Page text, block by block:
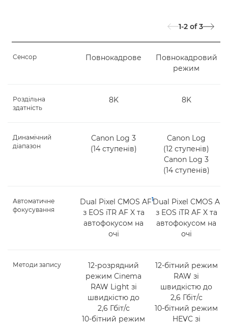
1-2 of 3
Сенсор Повнокадрове
Повнокадровий
режим
Роздільна
здатність
8K 8K
Динамічний
діапазон
Canon Log 3
(14 ступенів)
Canon Log
(12 ступенів)
Canon Log 3
(14 ступенів)
Автоматичне
фокусування
Dual Pixel CMOS AF1
з EOS iTR AF X та
автофокусом на
очі
Dual Pixel CMOS AF
з EOS iTR AF X та
автофокусом на
очі
Методи запису
12-розрядний
режим Cinema
RAW Light зі
швидкістю до
2,6 Гбіт/с
10-бітний режим
12-бітний режим
RAW зі
швидкістю до
2,6 Гбіт/с
10-бітний режим
HEVC зі